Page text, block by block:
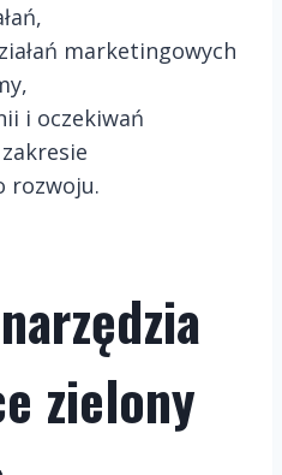
marketingowych
i oczekiwań
rozwoju.
zielony